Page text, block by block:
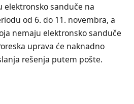
elektronsko sanduče na
od 6. do 11. novembra, a
nemaju elektronsko sanduče
uprava će naknadno
rešenja putem pošte.